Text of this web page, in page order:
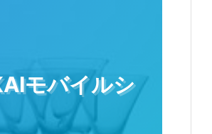
モバイルシ